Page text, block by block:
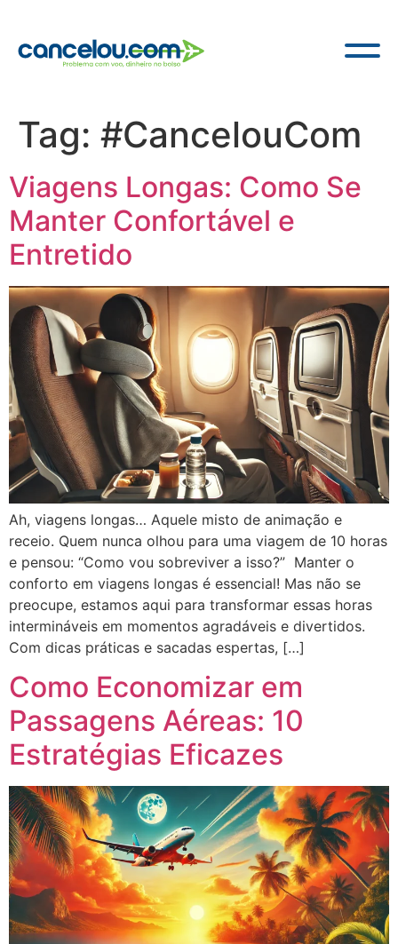
Tag: #CancelouCom
Viagens Longas: Como Se
Manter Confortável e
Entretido
Ah, viagens longas… Aquele misto de animação e
receio. Quem nunca olhou para uma viagem de 10 horas
e pensou: “Como vou sobreviver a isso?” Manter o
conforto em viagens longas é essencial! Mas não se
preocupe, estamos aqui para transformar essas horas
intermináveis em momentos agradáveis e divertidos.
Com dicas práticas e sacadas espertas, […]
Como Economizar em
Passagens Aéreas: 10
Estratégias Eficazes